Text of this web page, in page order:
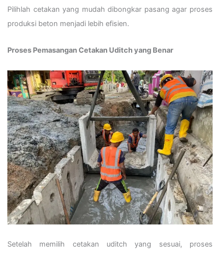
Pilihlah cetakan yang mudah dibongkar pasang agar proses
produksi beton menjadi lebih efisien.
Proses Pemasangan Cetakan Uditch yang Benar
Setelah memilih cetakan uditch yang sesuai, proses